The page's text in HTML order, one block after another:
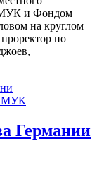
МУК и Фондом
на круглом
по
Германии